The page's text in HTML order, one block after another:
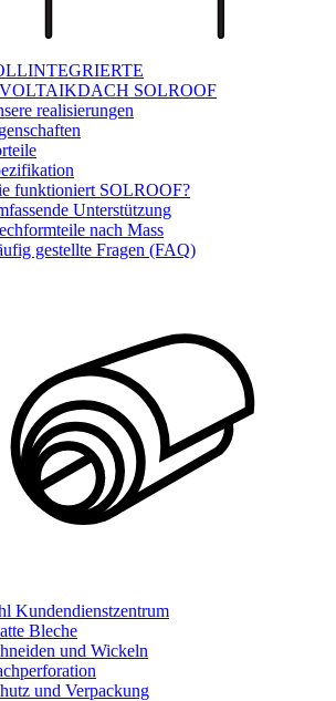
SOLROOF
realisierungen
funktioniert SOLROOF?
Unterstützung
nach Mass
gestellte Fragen (FAQ)
Kundendienstzentrum
Bleche
und Wickeln
und Verpackung